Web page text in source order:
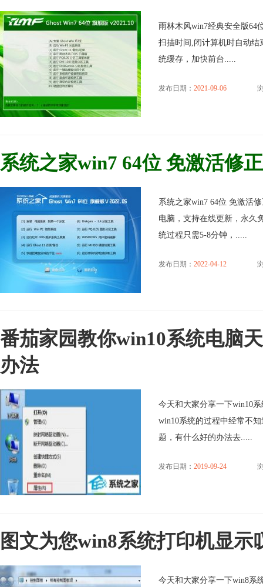
雨林木风win7经典安全版64
扫描时间,闭计算机时自动
统缓存，加快前台.....
发布日期： 2021-09-06
系统之家win7 64位 免激活修
系统之家win7 64位 免激活
电脑，支持在线更新，永久
统过程只需5-8分钟，.....
发布日期： 2022-04-12
番茄家园教你win10系统电脑
办法
今天和大家分享一下win10
win10系统的过程中经常不
题，有什么好的办法去.....
发布日期： 2019-09-24
图文为您win8系统打印机显示
今天和大家分享一下win8系